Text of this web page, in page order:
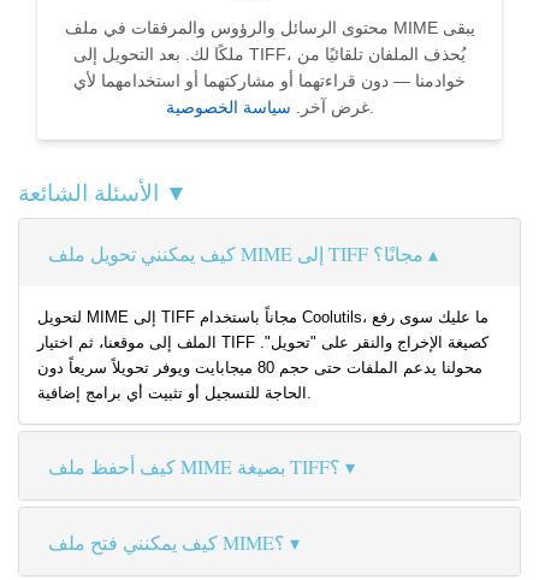
محتوى الرسائل والرؤوس والمرفقات في ملف MIME يبقى
ملكًا لك. بعد التحويل إلى TIFF، يُحذف الملفان تلقائيًا من
خوادمنا — دون قراءتهما أو مشاركتهما أو استخدامهما لأي
غرض آخر. سياسة الخصوصية .
الأسئلة الشائعة ▼
كيف يمكنني تحويل ملف MIME إلى TIFF مجانًا؟
لتحويل MIME إلى TIFF مجاناً باستخدام Coolutils، ما عليك سوى رفع
الملف إلى موقعنا، ثم اختيار TIFF كصيغة الإخراج والنقر على "تحويل".
محولنا يدعم الملفات حتى حجم 80 ميجابايت ويوفر تحويلاً سريعاً دون
الحاجة للتسجيل أو تثبيت أي برامج إضافية.
كيف أحفظ ملف MIME بصيغة TIFF؟
كيف يمكنني فتح ملف MIME؟